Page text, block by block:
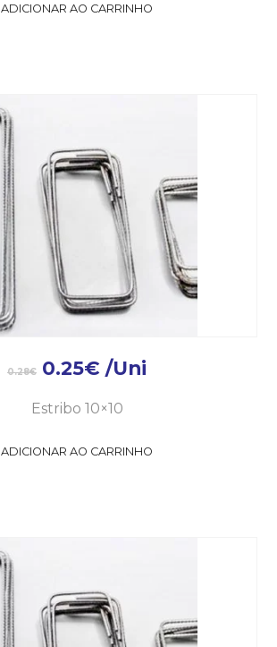
ADICIONAR AO CARRINHO
0.28€ 0.25€ /Uni
Estribo 10×10
ADICIONAR AO CARRINHO